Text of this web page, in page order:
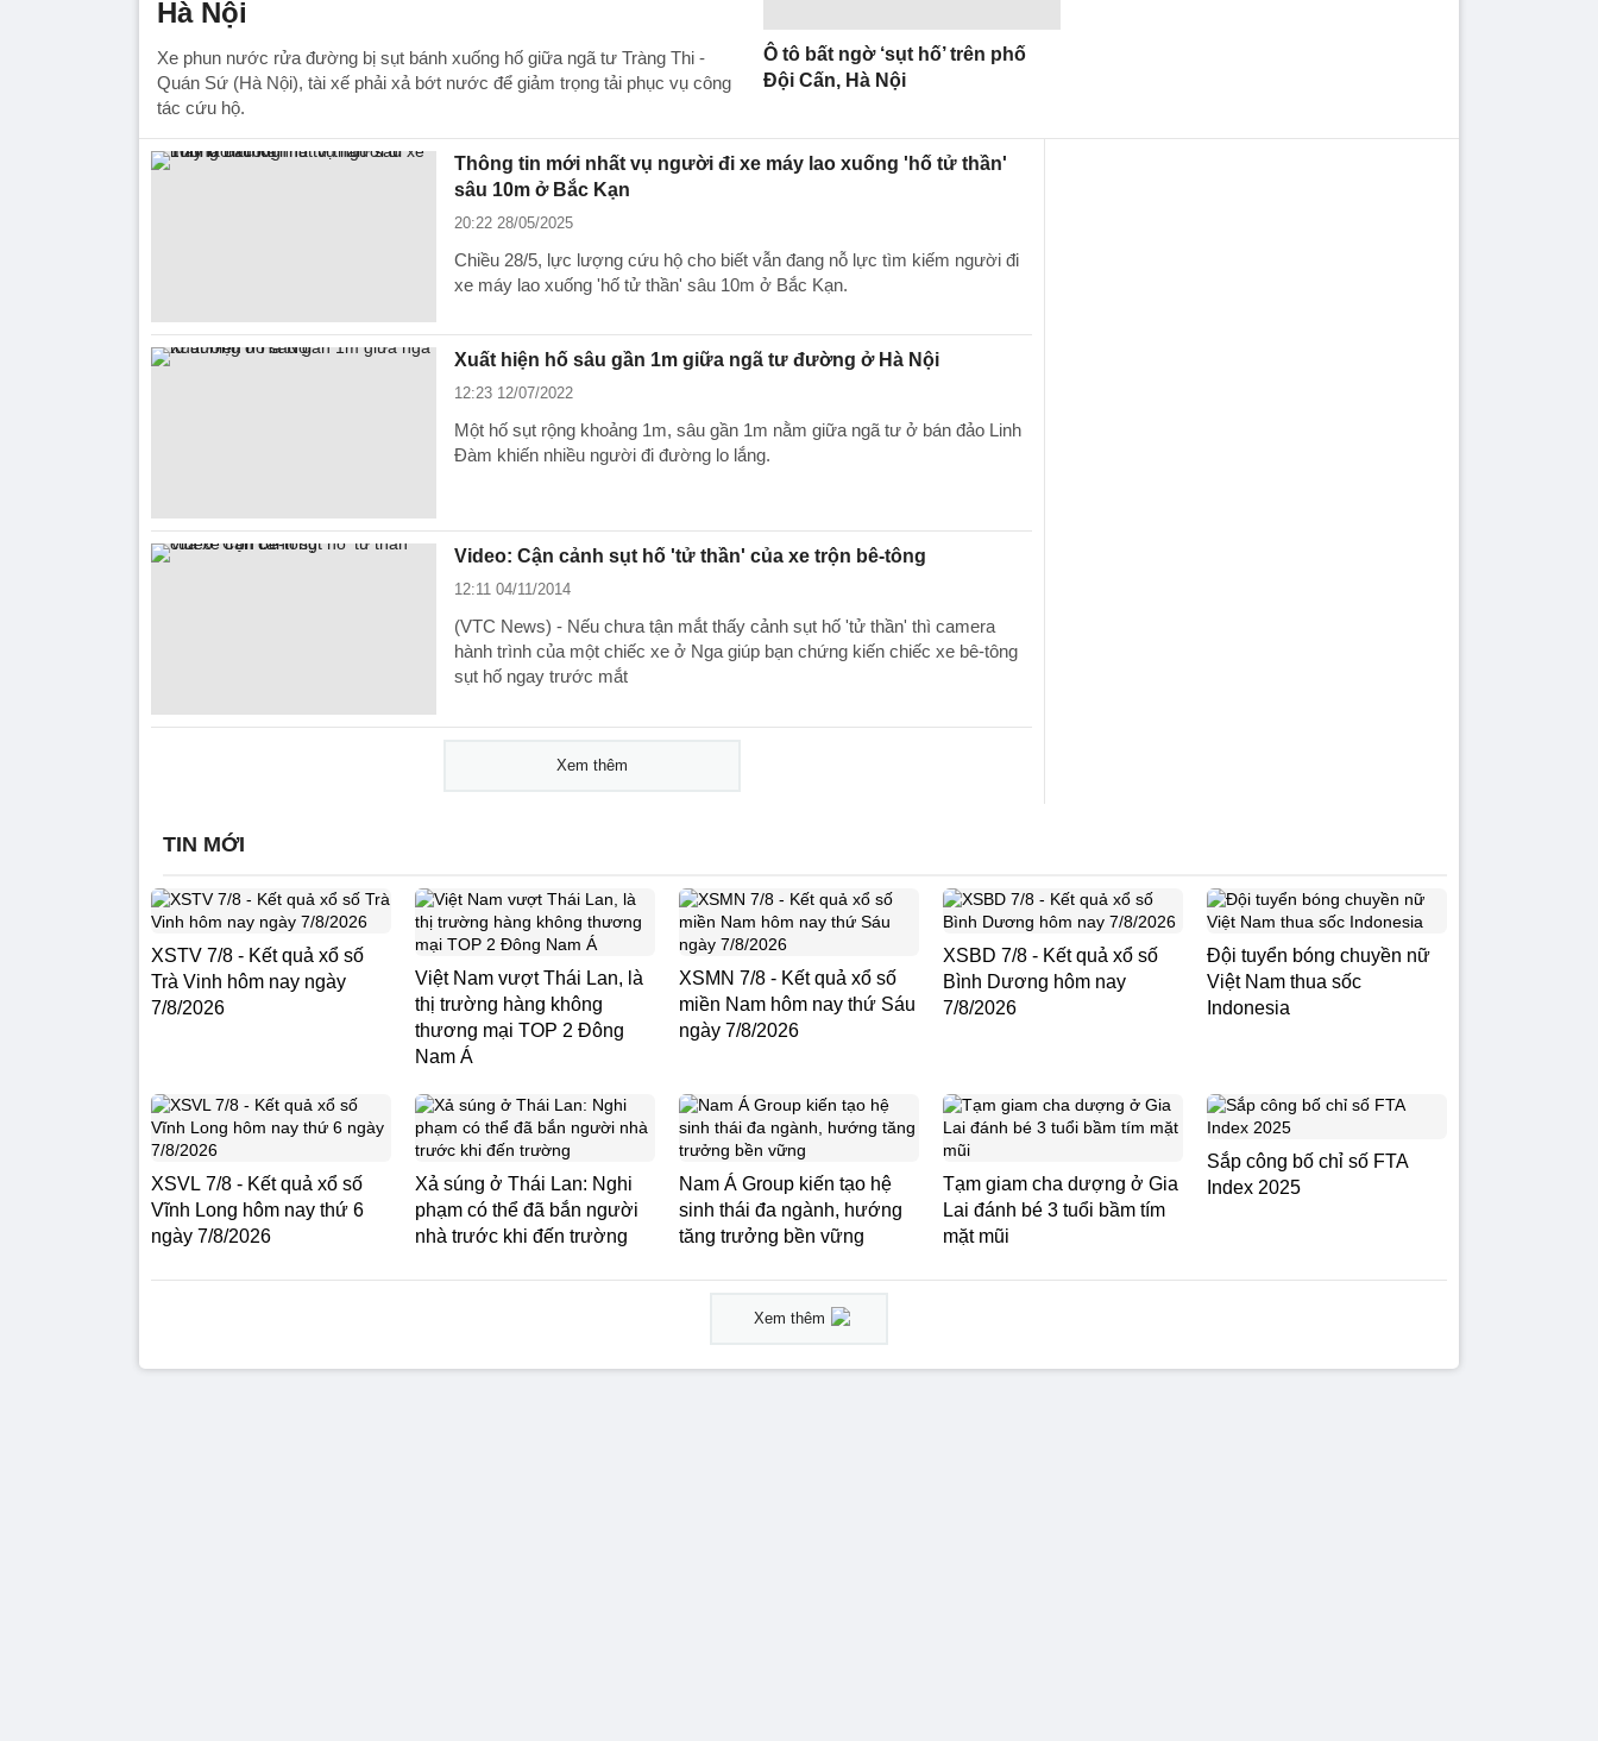
Hà Nội
Xe phun nước rửa đường bị sụt bánh xuống hố giữa ngã tư Tràng Thi -
Quán Sứ (Hà Nội), tài xế phải xả bớt nước để giảm trọng tải phục vụ công
tác cứu hộ.
Ô tô bất ngờ ‘sụt hố’ trên phố
Đội Cấn, Hà Nội
Thông tin mới nhất vụ người đi xe máy lao xuống 'hố tử thần'
sâu 10m ở Bắc Kạn
20:22 28/05/2025
Chiều 28/5, lực lượng cứu hộ cho biết vẫn đang nỗ lực tìm kiếm người đi
xe máy lao xuống 'hố tử thần' sâu 10m ở Bắc Kạn.
Xuất hiện hố sâu gần 1m giữa ngã tư đường ở Hà Nội
12:23 12/07/2022
Một hố sụt rộng khoảng 1m, sâu gần 1m nằm giữa ngã tư ở bán đảo Linh
Đàm khiến nhiều người đi đường lo lắng.
Video: Cận cảnh sụt hố 'tử thần' của xe trộn bê-tông
12:11 04/11/2014
(VTC News) - Nếu chưa tận mắt thấy cảnh sụt hố 'tử thần' thì camera
hành trình của một chiếc xe ở Nga giúp bạn chứng kiến chiếc xe bê-tông
sụt hố ngay trước mắt
Xem thêm
TIN MỚI
XSTV 7/8 - Kết quả xổ số
Trà Vinh hôm nay ngày
7/8/2026
Việt Nam vượt Thái Lan, là
thị trường hàng không
thương mại TOP 2 Đông
Nam Á
XSMN 7/8 - Kết quả xổ số
miền Nam hôm nay thứ Sáu
ngày 7/8/2026
XSBD 7/8 - Kết quả xổ số
Bình Dương hôm nay
7/8/2026
Đội tuyển bóng chuyền nữ
Việt Nam thua sốc
Indonesia
XSVL 7/8 - Kết quả xổ số
Vĩnh Long hôm nay thứ 6
ngày 7/8/2026
Xả súng ở Thái Lan: Nghi
phạm có thể đã bắn người
nhà trước khi đến trường
Nam Á Group kiến tạo hệ
sinh thái đa ngành, hướng
tăng trưởng bền vững
Tạm giam cha dượng ở Gia
Lai đánh bé 3 tuổi bầm tím
mặt mũi
Sắp công bố chỉ số FTA
Index 2025
Xem thêm